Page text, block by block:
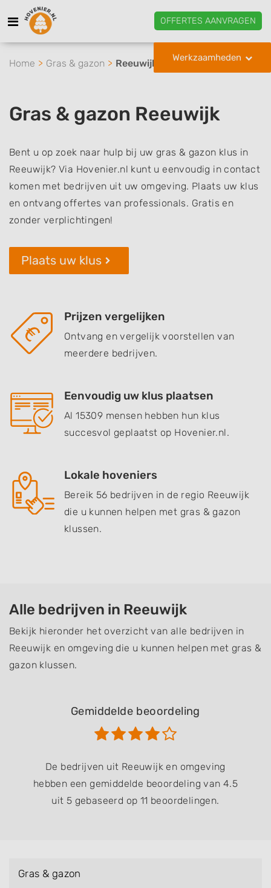
OFFERTES AANVRAGEN
Werkzaamheden
Home Gras & gazon Reeuwijk
Gras & gazon Reeuwijk
Bent u op zoek naar hulp bij uw gras & gazon klus in
Reeuwijk? Via Hovenier.nl kunt u eenvoudig in contact
komen met bedrijven uit uw omgeving. Plaats uw klus
en ontvang offertes van professionals. Gratis en
zonder verplichtingen!
Plaats uw klus
Prijzen vergelijken
Ontvang en vergelijk voorstellen van
meerdere bedrijven.
Eenvoudig uw klus plaatsen
Al 15309 mensen hebben hun klus
succesvol geplaatst op Hovenier.nl.
Lokale hoveniers
Bereik 56 bedrijven in de regio Reeuwijk
die u kunnen helpen met gras & gazon
klussen.
Alle bedrijven in Reeuwijk
Bekijk hieronder het overzicht van alle bedrijven in
Reeuwijk en omgeving die u kunnen helpen met gras &
gazon klussen.
Gemiddelde beoordeling
De bedrijven uit Reeuwijk en omgeving
hebben een gemiddelde beoordeling van 4.5
uit 5 gebaseerd op 11 beoordelingen.
Gras & gazon